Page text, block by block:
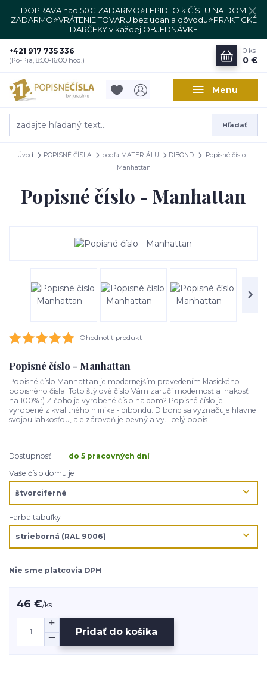
DOPRAVA nad 50€ ZADARMO⭐LEPIDLO k ČÍSLU NA DOM
ZADARMO⭐VRÁTENIE TOVARU bez udania dôvodu⭐PRAKTICKÉ
DARČEKY v každej OBJEDNÁVKE
Menu
Hľadať
+421 917 735 336
(Po-Pia, 8:00-16:00 hod.)
0 ks
0 €
Úvod POPISNÉ ČÍSLA podľa MATERIÁLU DIBOND
Popisné číslo -
Manhattan
Popisné číslo - Manhattan
Ohodnotiť produkt
Popisné číslo - Manhattan
Popisné číslo Manhattan je modernejším prevedením klasického
popisného čísla. Toto štýlové číslo Vám zaručí modernosť a inakosť
na 100% :) Z čoho je vyrobené číslo na dom? Popisné číslo je
vyrobené z kvalitného hliníka - dibondu. Dibond sa vyznačuje hlavne
svojou ľahkosťou, ale zároveň je pevný a vy... celý popis
Dostupnosť
do 5 pracovných dní
Vaše číslo domu je
Farba tabuľky
Nie sme platcovia DPH
46 €/ks
Pridať do košíka